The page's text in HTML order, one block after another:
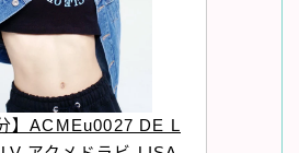
】ACMEu0027 DE L